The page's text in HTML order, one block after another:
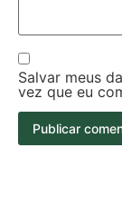
Salvar meus
vez que eu